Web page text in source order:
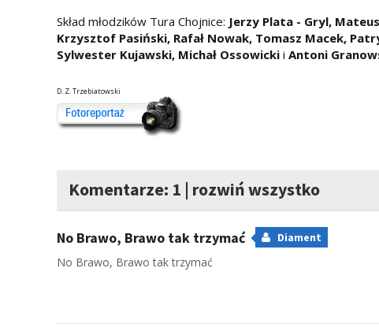
Skład młodzików Tura Chojnice: Jerzy Plata - Gryl,
Krzysztof Pasiński, Rafał Nowak, Tomasz Macek,
Sylwester Kujawski, Michał Ossowicki i Antoni
D. Z. Trzebiatowski
Komentarze: 1 | rozwiń wszystko
No Brawo, Brawo tak trzymać Diament
No Brawo, Brawo tak trzymać